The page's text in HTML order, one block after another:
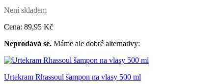
Není skladem
Cena: 89,95 Kč
Neprodává se. Máme ale dobré alternativy:
Urtekram Rhassoul šampon na vlasy 500 ml